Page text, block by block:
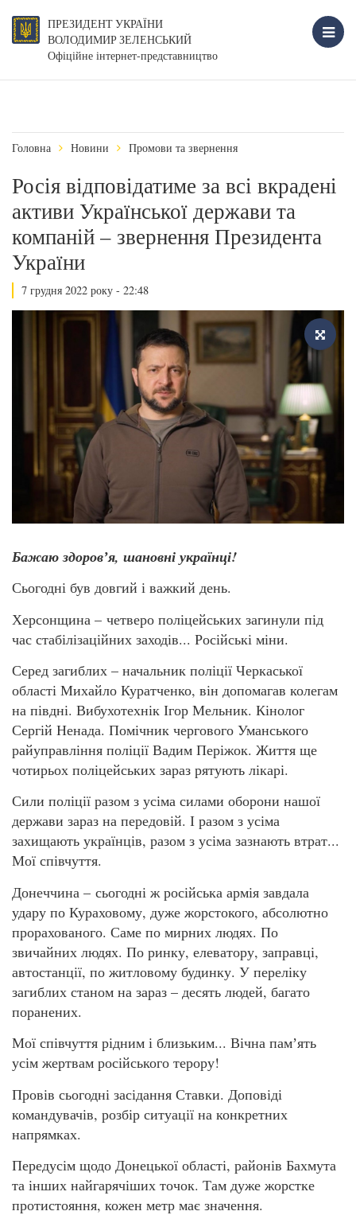
ПРЕЗИДЕНТ УКРАЇНИ
ВОЛОДИМИР ЗЕЛЕНСЬКИЙ
Офіційне інтернет-представництво
Головна Новини Промови та звернення
Росія відповідатиме за всі вкрадені
активи Української держави та
компаній – звернення Президента
України
7 грудня 2022 року - 22:48
Бажаю здоровʼя, шановні українці!
Сьогодні був довгий і важкий день.
Херсонщина – четверо поліцейських загинули під
час стабілізаційних заходів... Російські міни.
Серед загиблих – начальник поліції Черкаської
області Михайло Куратченко, він допомагав колегам
на півдні. Вибухотехнік Ігор Мельник. Кінолог
Сергій Ненада. Помічник чергового Уманського
райуправління поліції Вадим Періжок. Життя ще
чотирьох поліцейських зараз рятують лікарі.
Сили поліції разом з усіма силами оборони нашої
держави зараз на передовій. І разом з усіма
захищають українців, разом з усіма зазнають втрат...
Мої співчуття.
Донеччина – сьогодні ж російська армія завдала
удару по Кураховому, дуже жорстокого, абсолютно
прорахованого. Саме по мирних людях. По
звичайних людях. По ринку, елеватору, заправці,
автостанції, по житловому будинку. У переліку
загиблих станом на зараз – десять людей, багато
поранених.
Мої співчуття рідним і близьким... Вічна памʼять
усім жертвам російського терору!
Провів сьогодні засідання Ставки. Доповіді
командувачів, розбір ситуації на конкретних
напрямках.
Передусім щодо Донецької області, районів Бахмута
та інших найгарячіших точок. Там дуже жорстке
протистояння, кожен метр має значення.